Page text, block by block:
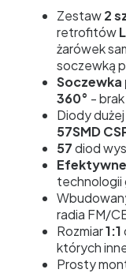
Zestaw2
retrofitów
żarówek
soczewką
Soczewka
360° -
Diody
57SMD
57diod
Efektywne
technologii
radia FM/
Rozmiar1:1
których
Prosty